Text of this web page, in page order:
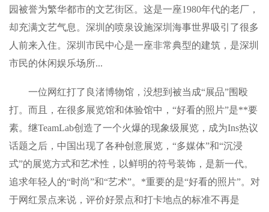
园被誉为繁华都市的文艺街区。这是一座1980年代的老厂，
却充满文艺气息。深圳的喷泉设施深圳海事世界吸引了很多
人前来入住。深圳市民中心是一座非常典型的建筑，是深圳
市民的休闲娱乐场所...
一位网红打了良渚博物馆，没想到被当成“展品”围殴
打。而且，在很多展览馆和体验馆中，“好看的照片”是**要
素。继TeamLab创造了一个火爆的现象级展览，成为Ins热议
话题之后，中国出现了各种创意展览，“多媒体”和“沉浸
式”的展览方式和艺术性，以鲜明的符号装饰，是新一代。
追求年轻人的“时尚”和“艺术”。*重要的是“好看的照片”。对
于网红景点来说，评价好景点和打卡地点的标准不再是